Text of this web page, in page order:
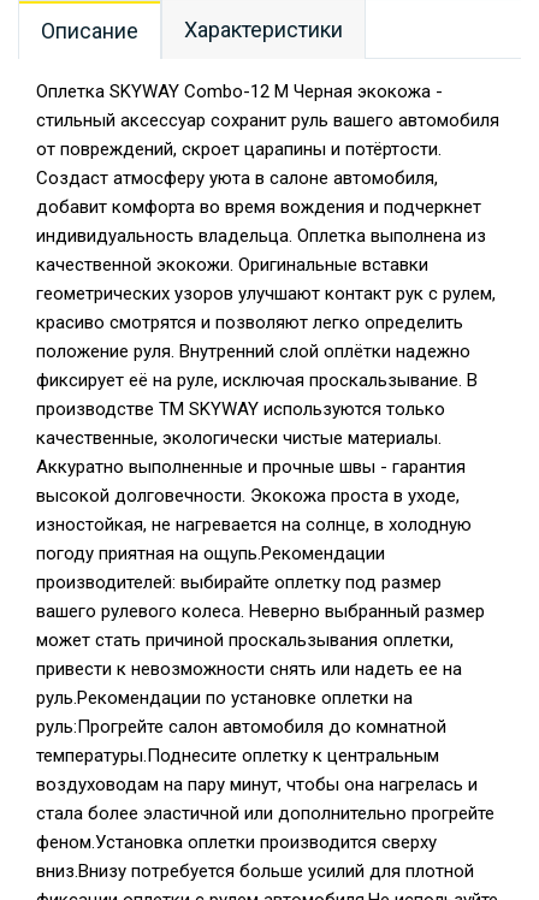
Описание Характеристики
Оплетка SKYWAY Combo-12 M Черная экокожа -
стильный аксессуар сохранит руль вашего автомобиля
от повреждений, скроет царапины и потёртости.
Создаст атмосферу уюта в салоне автомобиля,
добавит комфорта во время вождения и подчеркнет
индивидуальность владельца. Оплетка выполнена из
качественной экокожи. Оригинальные вставки
геометрических узоров улучшают контакт рук с рулем,
красиво смотрятся и позволяют легко определить
положение руля. Внутренний слой оплётки надежно
фиксирует её на руле, исключая проскальзывание. В
производстве TM SKYWAY используются только
качественные, экологически чистые материалы.
Аккуратно выполненные и прочные швы - гарантия
высокой долговечности. Экокожа проста в уходе,
изностойкая, не нагревается на солнце, в холодную
погоду приятная на ощупь.Рекомендации
производителей: выбирайте оплетку под размер
вашего рулевого колеса. Неверно выбранный размер
может стать причиной проскальзывания оплетки,
привести к невозможности снять или надеть ее на
руль.Рекомендации по установке оплетки на
руль:Прогрейте салон автомобиля до комнатной
температуры.Поднесите оплетку к центральным
воздуховодам на пару минут, чтобы она нагрелась и
стала более эластичной или дополнительно прогрейте
феном.Установка оплетки производится сверху
вниз.Внизу потребуется больше усилий для плотной